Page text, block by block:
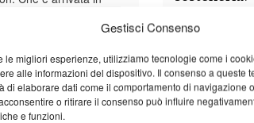
Gestisci Consenso
le migliori esperienze, utilizziamo tecnologie come i
alle informazioni del dispositivo. Il consenso a queste
di elaborare dati come il comportamento di navigazione
o ritirare il consenso può influire
e funzioni.
finire ai ballottaggi,
uscire dalla
conquistando sempre
è stato anche nella
novembre, dove le
in gara sono state...
Tutti pronti a
Stasera infatti
indenne anche
prossimo la